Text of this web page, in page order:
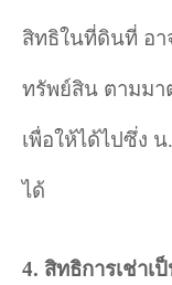
สิทธิในที่ดินที่ อา
ทรัพย์สิน ตามมา
เพื่อให้ได้ไปซึ่ง น
ได้
4. สิทธิการเช่าเ